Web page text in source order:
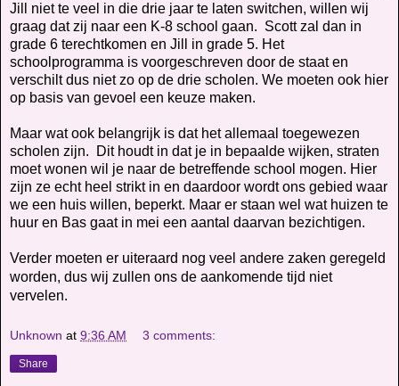
Jill niet te veel in die drie jaar te laten switchen, willen wij
graag dat zij naar een K-8 school gaan. Scott zal dan in
grade 6 terechtkomen en Jill in grade 5. Het
schoolprogramma is voorgeschreven door de staat en
verschilt dus niet zo op de drie scholen. We moeten ook hier
op basis van gevoel een keuze maken.
Maar wat ook belangrijk is dat het allemaal toegewezen
scholen zijn.
Dit houdt in dat je in bepaalde wijken, straten
moet wonen wil je naar de betreffende school mogen. Hier
zijn ze echt heel strikt in en daardoor wordt ons gebied waar
we een huis willen, beperkt. Maar er staan wel wat huizen te
huur en Bas gaat in mei een aantal daarvan bezichtigen.
Verder moeten er uiteraard nog veel andere zaken geregeld
worden, dus wij zullen ons de aankomende tijd niet
vervelen.
Unknown at 9:36 AM 3 comments:
Share